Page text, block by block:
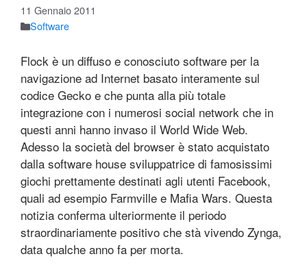
11 Gennaio 2011
Software
Flock è un diffuso e conosciuto software per la
navigazione ad Internet basato interamente sul
codice Gecko e che punta alla più totale
integrazione con i numerosi social network che in
questi anni hanno invaso il World Wide Web.
Adesso la società del browser è stato acquistato
dalla software house sviluppatrice di famosissimi
giochi prettamente destinati agli utenti Facebook,
quali ad esempio Farmville e Mafia Wars. Questa
notizia conferma ulteriormente il periodo
straordinariamente positivo che stà vivendo Zynga,
data qualche anno fa per morta.